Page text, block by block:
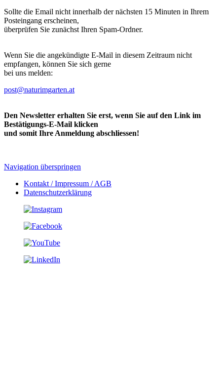
Sollte die Email nicht innerhalb der nächsten 15 Minuten in Ihrem
Posteingang erscheinen,
überprüfen Sie zunächst Ihren Spam-Ordner.
Wenn Sie die angekündigte E-Mail in diesem Zeitraum nicht
empfangen, können Sie sich gerne
bei uns melden:
post@naturimgarten.at
Den Newsletter erhalten Sie erst, wenn Sie auf den Link im
Bestätigungs-E-Mail klicken
und somit Ihre Anmeldung abschliessen!
Navigation überspringen
Kontakt / Impressum / AGB
Datenschutzerklärung